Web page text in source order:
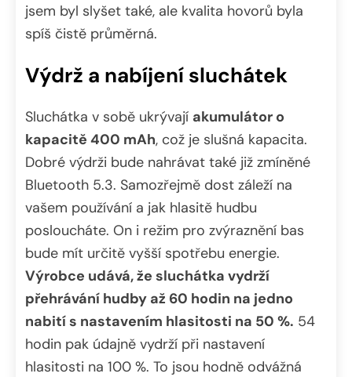
jsem byl slyšet také, ale kvalita hovorů byla
spíš čistě průměrná.
Výdrž a nabíjení sluchátek
Sluchátka v sobě ukrývají akumulátor o
kapacitě 400 mAh, což je slušná kapacita.
Dobré výdrži bude nahrávat také již zmíněné
Bluetooth 5.3. Samozřejmě dost záleží na
vašem používání a jak hlasitě hudbu
posloucháte. On i režim pro zvýraznění bas
bude mít určitě vyšší spotřebu energie.
Výrobce udává, že sluchátka vydrží
přehrávání hudby až 60 hodin na jedno
nabití s nastavením hlasitosti na 50 %. 54
hodin pak údajně vydrží při nastavení
hlasitosti na 100 %. To jsou hodně odvážná